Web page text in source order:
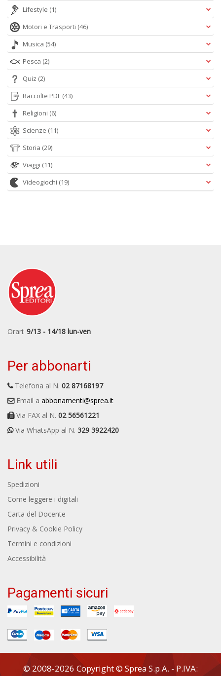
Lifestyle (1)
Motori e Trasporti (46)
Musica (54)
Pesca (2)
Quiz (2)
Raccolte PDF (43)
Religioni (6)
Scienze (11)
Storia (29)
Viaggi (11)
Videogiochi (19)
Orari: 9/13 - 14/18 lun-ven
Per abbonarti
Telefona al N. 02 87168197
Email a abbonamenti@sprea.it
Via FAX al N. 02 56561221
Via WhatsApp al N. 329 3922420
Link utili
Spedizioni
Come leggere i digitali
Carta del Docente
Privacy & Cookie Policy
Termini e condizioni
Accessibilità
Pagamenti sicuri
© 2008-2026 Copyright © Sprea S.p.A. - P.IVA: